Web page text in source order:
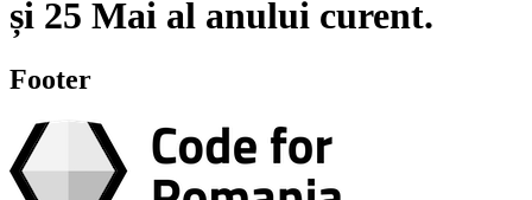
și 25 Mai al anului curent.
Footer